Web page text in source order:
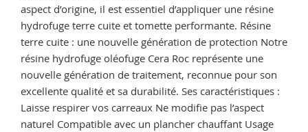
aspect d’origine, il est essentiel d’appliquer une résine
hydrofuge terre cuite et tomette performante. Résine
terre cuite : une nouvelle génération de protection Notre
résine hydrofuge oléofuge Cera Roc représente une
nouvelle génération de traitement, reconnue pour son
excellente qualité et sa durabilité. Ses caractéristiques :
Laisse respirer vos carreaux Ne modifie pas l’aspect
naturel Compatible avec un plancher chauffant Usage